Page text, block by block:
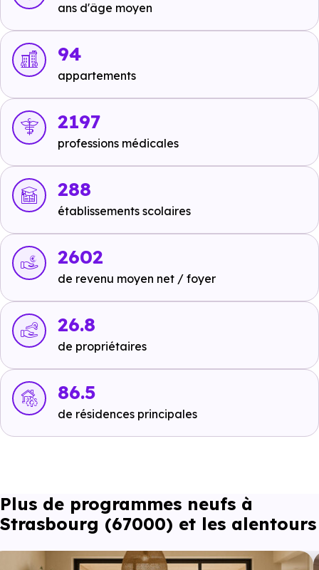
non disponible.
Primaire :
non disponible
Lycée :
Supérieur :
non disponible.
Commerces :
Supermarché :non disponible.
Supérette :non disponible
Santé :
ans d'âge moyen
94
appartements
2197
professions médicales
288
établissements scolaires
2602
de revenu moyen net / foyer
26.8
de propriétaires
86.5
de résidences principales
Plus de programmes neufs à
Strasbourg (67000) et les alentours